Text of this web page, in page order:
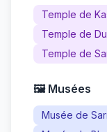
Temple de
Temple de
Temple de
🖼️ Musées
Musée de